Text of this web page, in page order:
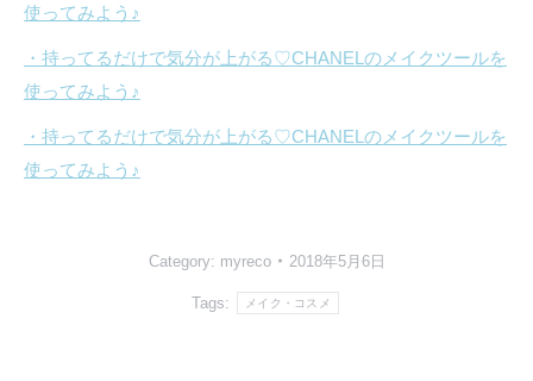
使ってみよう♪
・持ってるだけで気分が上がる♡CHANELのメイクツールを
使ってみよう♪
・持ってるだけで気分が上がる♡CHANELのメイクツールを
使ってみよう♪
Category: myreco 2018年5月6日
Tags: メイク・コスメ